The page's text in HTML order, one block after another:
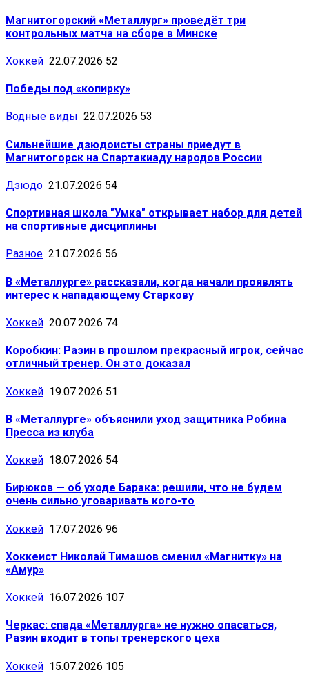
Магнитогорский «Металлург» проведёт три
контрольных матча на сборе в Минске
Хоккей 22.07.2026 52
Победы под «копирку»
Водные виды 22.07.2026 53
Сильнейшие дзюдоисты страны приедут в
Магнитогорск на Спартакиаду народов России
Дзюдо 21.07.2026 54
Спортивная школа "Умка" открывает набор для детей
на спортивные дисциплины
Разное 21.07.2026 56
В «Металлурге» рассказали, когда начали проявлять
интерес к нападающему Старкову
Хоккей 20.07.2026 74
Коробкин: Разин в прошлом прекрасный игрок, сейчас
отличный тренер. Он это доказал
Хоккей 19.07.2026 51
В «Металлурге» объяснили уход защитника Робина
Пресса из клуба
Хоккей 18.07.2026 54
Бирюков — об уходе Барака: решили, что не будем
очень сильно уговаривать кого-то
Хоккей 17.07.2026 96
Хоккеист Николай Тимашов сменил «Магнитку» на
«Амур»
Хоккей 16.07.2026 107
Черкас: спада «Металлурга» не нужно опасаться,
Разин входит в топы тренерского цеха
Хоккей 15.07.2026 105